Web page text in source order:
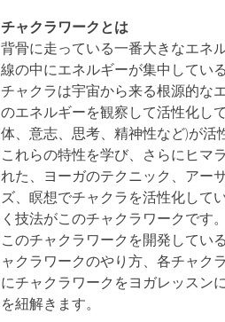
チャクラワークとは
背骨に走っている一番大きなエネ
線の中にエネルギーが集中してい
チャクラは宇宙から来る根源的な
のエネルギーを観察して活性化し
体、意志、思考、精神性など)が活
これらの特性を学び、さらにヒマ
れた、ヨーガのテクニック、アー
ズ、瞑想でチャクラを活性化して
く技法がこのチャクラワークです。
このチャクラワークを開発してい
ャクラワークのやり方、各チャク
にチャクラワークをヨガレッスン
を紐解きます。